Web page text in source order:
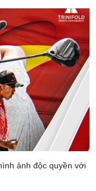
ảnh độc quyền với